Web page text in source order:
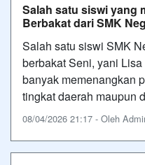
Salah satu siswi yang
Berbakat dari SMK
Salah satu siswi SMK
berbakat Seni, yani
banyak memenangkan
tingkat daerah maupun
08/04/2026 21:17 - Oleh